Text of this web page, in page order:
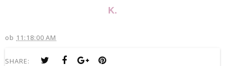
K.
ob 11:18:00 AM
SHARE: